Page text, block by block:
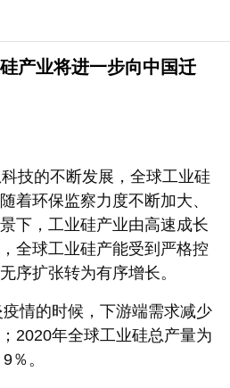
产业将进一步向中国迁
技的不断发展，全球工业硅
着环保监察力度不断加大、
下，工业硅产业由高速成长
全球工业硅产能受到严格控
序扩张转为有序增长。
情的时候，下游端需求减少
2020年全球工业硅总产量为
％。